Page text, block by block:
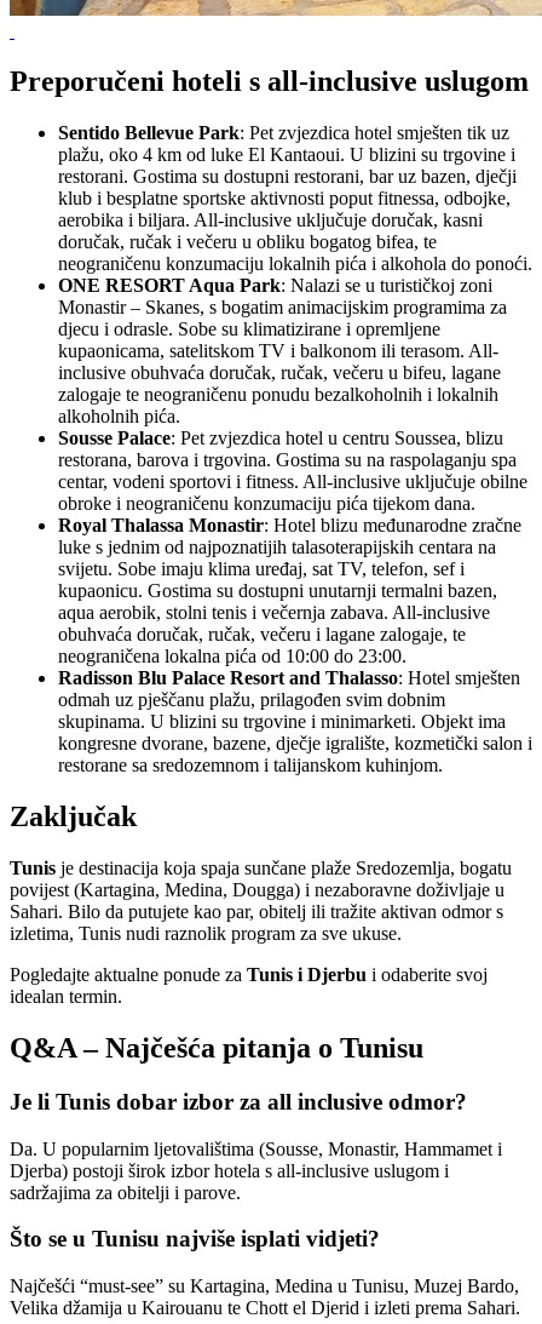
Preporučeni hoteli s all-inclusive uslugom
Sentido Bellevue Park: Pet zvjezdica hotel smješten tik uz
plažu, oko 4 km od luke El Kantaoui. U blizini su trgovine i
restorani. Gostima su dostupni restorani, bar uz bazen, dječji
klub i besplatne sportske aktivnosti poput fitnessa, odbojke,
aerobika i biljara. All-inclusive uključuje doručak, kasni
doručak, ručak i večeru u obliku bogatog bifea, te
neograničenu konzumaciju lokalnih pića i alkohola do ponoći.
ONE RESORT Aqua Park: Nalazi se u turističkoj zoni
Monastir – Skanes, s bogatim animacijskim programima za
djecu i odrasle. Sobe su klimatizirane i opremljene
kupaonicama, satelitskom TV i balkonom ili terasom. All-
inclusive obuhvaća doručak, ručak, večeru u bifeu, lagane
zalogaje te neograničenu ponudu bezalkoholnih i lokalnih
alkoholnih pića.
Sousse Palace: Pet zvjezdica hotel u centru Soussea, blizu
restorana, barova i trgovina. Gostima su na raspolaganju spa
centar, vodeni sportovi i fitness. All-inclusive uključuje obilne
obroke i neograničenu konzumaciju pića tijekom dana.
Royal Thalassa Monastir: Hotel blizu međunarodne zračne
luke s jednim od najpoznatijih talasoterapijskih centara na
svijetu. Sobe imaju klima uređaj, sat TV, telefon, sef i
kupaonicu. Gostima su dostupni unutarnji termalni bazen,
aqua aerobik, stolni tenis i večernja zabava. All-inclusive
obuhvaća doručak, ručak, večeru i lagane zalogaje, te
neograničena lokalna pića od 10:00 do 23:00.
Radisson Blu Palace Resort and Thalasso: Hotel smješten
odmah uz pješčanu plažu, prilagođen svim dobnim
skupinama. U blizini su trgovine i minimarketi. Objekt ima
kongresne dvorane, bazene, dječje igralište, kozmetički salon i
restorane sa sredozemnom i talijanskom kuhinjom.
Zaključak
Tunis je destinacija koja spaja sunčane plaže Sredozemlja, bogatu
povijest (Kartagina, Medina, Dougga) i nezaboravne doživljaje u
Sahari. Bilo da putujete kao par, obitelj ili tražite aktivan odmor s
izletima, Tunis nudi raznolik program za sve ukuse.
Pogledajte aktualne ponude za Tunis i Djerbu i odaberite svoj
idealan termin.
Q&A – Najčešća pitanja o Tunisu
Je li Tunis dobar izbor za all inclusive odmor?
Da. U popularnim ljetovalištima (Sousse, Monastir, Hammamet i
Djerba) postoji širok izbor hotela s all-inclusive uslugom i
sadržajima za obitelji i parove.
Što se u Tunisu najviše isplati vidjeti?
Najčešći “must-see” su Kartagina, Medina u Tunisu, Muzej Bardo,
Velika džamija u Kairouanu te Chott el Djerid i izleti prema Sahari.